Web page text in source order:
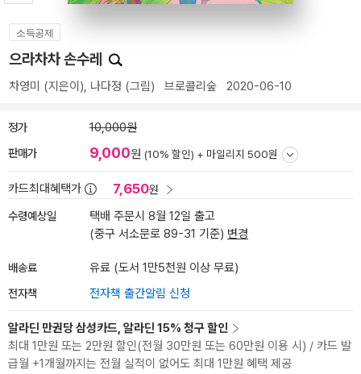
소득공제
으라차차 손수레
차영미 (지은이), 나다정 (그림) 브로콜리숲 2020-06-10
정가 10,000원
판매가 9,000원 (10% 할인) + 마일리지 500원
카드최대혜택가 7,650원
수령예상일
택배 주문시 8월 12일 출고
(중구 서소문로 89-31 기준) 변경
배송료 유료 (도서 1만5천원 이상 무료)
전자책 전자책 출간알림 신청
알라딘 만권당 삼성카드, 알라딘 15% 청구 할인
최대 1만원 또는 2만원 할인(전월 30만원 또는 60만원 이용 시) / 카드 발
급월 +1개월까지는 전월 실적이 없어도 최대 1만원 혜택 제공